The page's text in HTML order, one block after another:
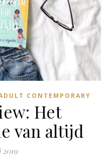
CONTEMPORARY
Het
van altijd
2019